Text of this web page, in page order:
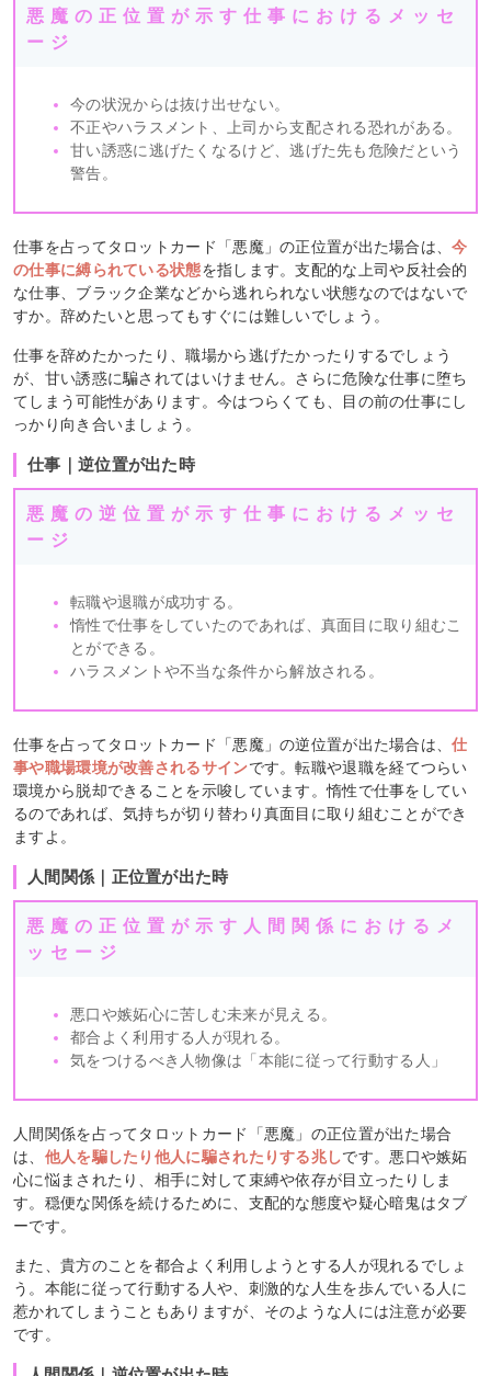
悪魔の正位置が示す仕事におけるメッセ
ージ
今の状況からは抜け出せない。
不正やハラスメント、上司から支配される恐れがある。
甘い誘惑に逃げたくなるけど、逃げた先も危険だという
警告。
仕事を占ってタロットカード「悪魔」の正位置が出た場合は、今
の仕事に縛られている状態を指します。支配的な上司や反社会的
な仕事、ブラック企業などから逃れられない状態なのではないで
すか。辞めたいと思ってもすぐには難しいでしょう。
仕事を辞めたかったり、職場から逃げたかったりするでしょう
が、甘い誘惑に騙されてはいけません。さらに危険な仕事に堕ち
てしまう可能性があります。今はつらくても、目の前の仕事にし
っかり向き合いましょう。
仕事｜逆位置が出た時
悪魔の逆位置が示す仕事におけるメッセ
ージ
転職や退職が成功する。
惰性で仕事をしていたのであれば、真面目に取り組むこ
とができる。
ハラスメントや不当な条件から解放される。
仕事を占ってタロットカード「悪魔」の逆位置が出た場合は、仕
事や職場環境が改善されるサインです。転職や退職を経てつらい
環境から脱却できることを示唆しています。惰性で仕事をしてい
るのであれば、気持ちが切り替わり真面目に取り組むことができ
ますよ。
人間関係｜正位置が出た時
悪魔の正位置が示す人間関係におけるメ
ッセージ
悪口や嫉妬心に苦しむ未来が見える。
都合よく利用する人が現れる。
気をつけるべき人物像は「本能に従って行動する人」
人間関係を占ってタロットカード「悪魔」の正位置が出た場合
は、 他人を騙したり他人に騙されたりする兆しです。悪口や嫉妬
心に悩まされたり、相手に対して束縛や依存が目立ったりしま
す。穏便な関係を続けるために、支配的な態度や疑心暗鬼はタブ
ーです。
また、貴方のことを都合よく利用しようとする人が現れるでしょ
う。本能に従って行動する人や、刺激的な人生を歩んでいる人に
惹かれてしまうこともありますが、そのような人には注意が必要
です。